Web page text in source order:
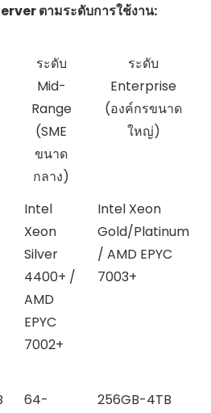
ตามระดับการใช้งาน:
ระดับ
Mid-
Range
(SME
ขนาด
กลาง)
ระดับ
Enterprise
(องค์กรขนาด
ใหญ่)
Intel
Xeon
Silver
4400+ /
AMD
EPYC
7002+
Intel Xeon
Gold/Platinum
/ AMD EPYC
7003+
64-
256GB-4TB